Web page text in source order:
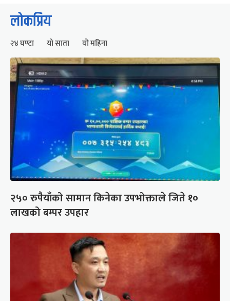
लोकप्रिय
२४ घण्टा यो साता यो महिना
२५० रुपैयाँको सामान किनेका उपभोक्ताले जिते १०
लाखको बम्पर उपहार